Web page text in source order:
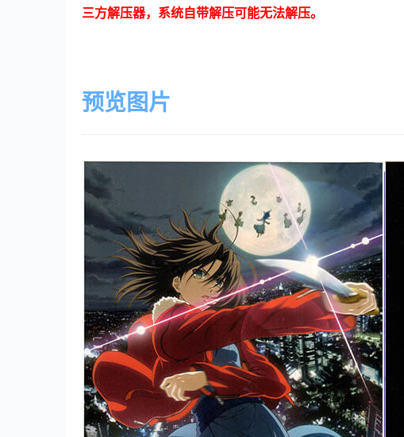
三方解压器，系统自带解压可能无法解压。
预览图片